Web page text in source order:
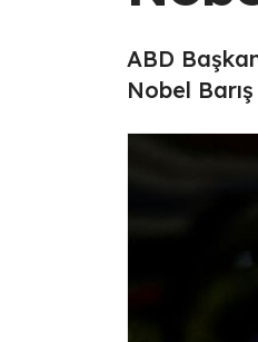
ABD
Nobel